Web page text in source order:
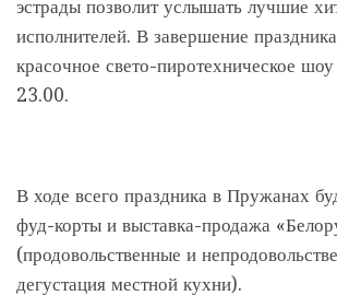
эстрады позволит услышать лучшие
исполнителей. В завершение
красочное свето-пиротехническое
23.00.
В ходе всего праздника в Пружанах
фуд-корты и выставка-продажа
(продовольственные и
дегустация местной кухни).